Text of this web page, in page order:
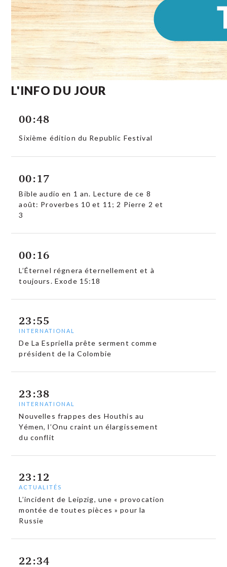
L'INFO DU JOUR
00:48
Sixième édition du Republic Festival
00:17
Bible audio en 1 an. Lecture de ce 8
août: Proverbes 10 et 11; 2 Pierre 2 et
3
00:16
L’Éternel régnera éternellement et à
toujours. Exode 15:18
23:55
INTERNATIONAL
De La Espriella prête serment comme
président de la Colombie
23:38
INTERNATIONAL
Nouvelles frappes des Houthis au
Yémen, l’Onu craint un élargissement
du conflit
23:12
ACTUALITÉS
L’incident de Leipzig, une « provocation
montée de toutes pièces » pour la
Russie
22:34